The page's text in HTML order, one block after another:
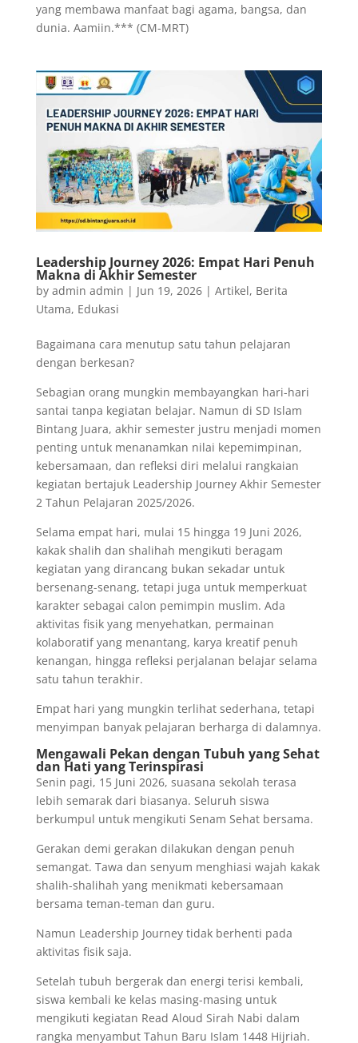
yang membawa manfaat bagi agama, bangsa, dan
dunia. Aamiin.*** (CM-MRT)
Leadership Journey 2026: Empat Hari Penuh
Makna di Akhir Semester
by admin admin | Jun 19, 2026| Artikel, Berita
Utama, Edukasi
Bagaimana cara menutup satu tahun pelajaran
dengan berkesan?
Sebagian orang mungkin membayangkan hari-hari
santai tanpa kegiatan belajar. Namun di SD Islam
Bintang Juara, akhir semester justru menjadi momen
penting untuk menanamkan nilai kepemimpinan,
kebersamaan, dan refleksi diri melalui rangkaian
kegiatan bertajuk Leadership Journey Akhir Semester
2 Tahun Pelajaran 2025/2026.
Selama empat hari, mulai 15 hingga 19 Juni 2026,
kakak shalih dan shalihah mengikuti beragam
kegiatan yang dirancang bukan sekadar untuk
bersenang-senang, tetapi juga untuk memperkuat
karakter sebagai calon pemimpin muslim. Ada
aktivitas fisik yang menyehatkan, permainan
kolaboratif yang menantang, karya kreatif penuh
kenangan, hingga refleksi perjalanan belajar selama
satu tahun terakhir.
Empat hari yang mungkin terlihat sederhana, tetapi
menyimpan banyak pelajaran berharga di dalamnya.
Mengawali Pekan dengan Tubuh yang Sehat
dan Hati yang Terinspirasi
Senin pagi, 15 Juni 2026, suasana sekolah terasa
lebih semarak dari biasanya. Seluruh siswa
berkumpul untuk mengikuti Senam Sehat bersama.
Gerakan demi gerakan dilakukan dengan penuh
semangat. Tawa dan senyum menghiasi wajah kakak
shalih-shalihah yang menikmati kebersamaan
bersama teman-teman dan guru.
Namun Leadership Journey tidak berhenti pada
aktivitas fisik saja.
Setelah tubuh bergerak dan energi terisi kembali,
siswa kembali ke kelas masing-masing untuk
mengikuti kegiatan Read Aloud Sirah Nabi dalam
rangka menyambut Tahun Baru Islam 1448 Hijriah.